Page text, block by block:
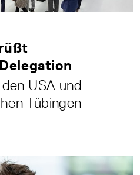
USA und
Tübingen